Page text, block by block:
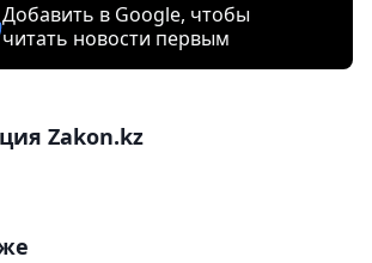
Добавить в Google, чтобы
читать новости первым
Zakon.kz